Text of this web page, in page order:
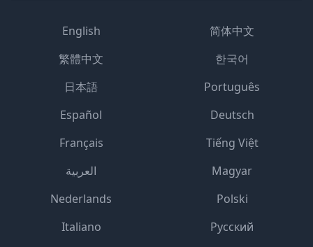
English
简体中文
繁體中文
한국어
日本語
Português
Español
Deutsch
Français
Tiếng Việt
العربية
Magyar
Nederlands
Polski
Italiano
Русский